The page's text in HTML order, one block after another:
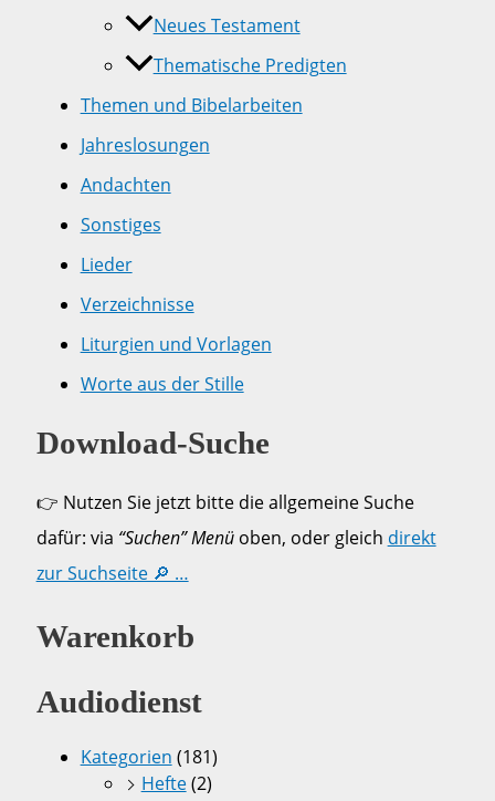
Neues Testament
Thematische Predigten
Themen und Bibelarbeiten
Jahreslosungen
Andachten
Sonstiges
Lieder
Verzeichnisse
Liturgien und Vorlagen
Worte aus der Stille
Download-Suche
👉 Nutzen Sie jetzt bitte die allgemeine Suche
dafür: via “Suchen” Menüoben, oder gleich direkt
zur Suchseite 🔎 …
Warenkorb
Audiodienst
Kategorien (181)
Hefte(2)